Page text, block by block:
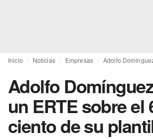
Inicio Noticias Empresas
Adolfo
un ERTE sobre el
ciento de su